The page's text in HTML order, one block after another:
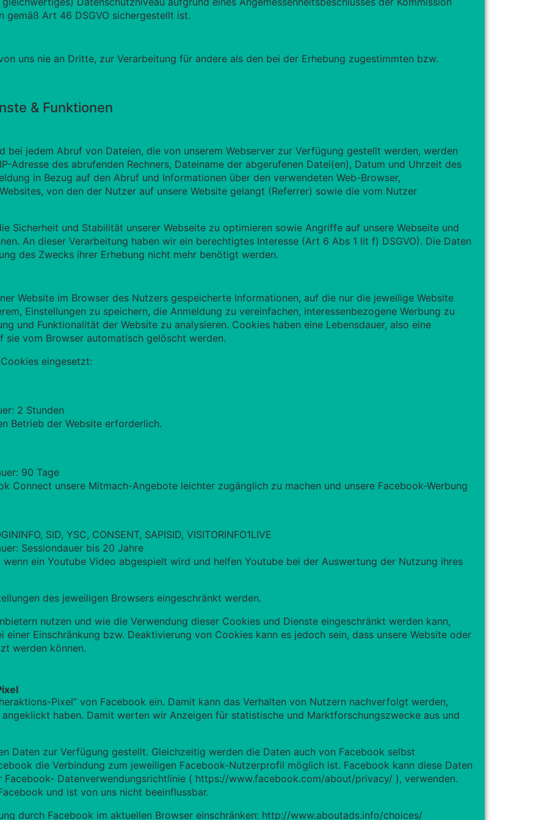
gemäß Art 46 DSGVO sichergestellt ist.
uns nie an Dritte, zur Verarbeitung für andere als den bei der Erhebung zugestimmten bzw.
& Funktionen
bei jedem Abruf von Dateien, die von unserem Webserver zur Verfügung gestellt werden, werden
Adresse des abrufenden Rechners, Dateiname der abgerufenen Datei(en), Datum und Uhrzeit des
in Bezug auf den Abruf und Informationen über den verwendeten Web-Browser,
von den der Nutzer auf unsere Website gelangt (Referrer) sowie die vom Nutzer
Sicherheit und Stabilität unserer Webseite zu optimieren sowie Angriffe auf unsere Webseite und
An dieser Verarbeitung haben wir ein berechtigtes Interesse (Art 6 Abs 1 lit f) DSGVO). Die Daten
des Zwecks ihrer Erhebung nicht mehr benötigt werden.
Website im Browser des Nutzers gespeicherte Informationen, auf die nur die jeweilige Website
Einstellungen zu speichern, die Anmeldung zu vereinfachen, interessenbezogene Werbung zu
und Funktionalität der Website zu analysieren. Cookies haben eine Lebensdauer, also eine
sie vom Browser automatisch gelöscht werden.
eingesetzt:
2 Stunden
Betrieb der Website erforderlich.
90 Tage
Connect unsere Mitmach-Angebote leichter zugänglich zu machen und unsere Facebook-Werbung
SID, YSC, CONSENT, SAPISID, VISITORINFO1LIVE
Sessiondauer bis 20 Jahre
ein Youtube Video abgespielt wird und helfen Youtube bei der Auswertung der Nutzung ihres
des jeweiligen Browsers eingeschränkt werden.
nutzen und wie die Verwendung dieser Cookies und Dienste eingeschränkt werden kann,
Einschränkung bzw. Deaktivierung von Cookies kann es jedoch sein, dass unsere Website oder
werden können.
Pixel” von Facebook ein. Damit kann das Verhalten von Nutzern nachverfolgt werden,
haben. Damit werten wir Anzeigen für statistische und Marktforschungszwecke aus und
Daten zur Verfügung gestellt. Gleichzeitig werden die Daten auch von Facebook selbst
die Verbindung zum jeweiligen Facebook-Nutzerprofil möglich ist. Facebook kann diese Daten
Datenverwendungsrichtlinie ( https://www.facebook.com/about/privacy/ ), verwenden.
und ist von uns nicht beeinflussbar.
durch Facebook im aktuellen Browser einschränken: http://www.aboutads.info/choices/